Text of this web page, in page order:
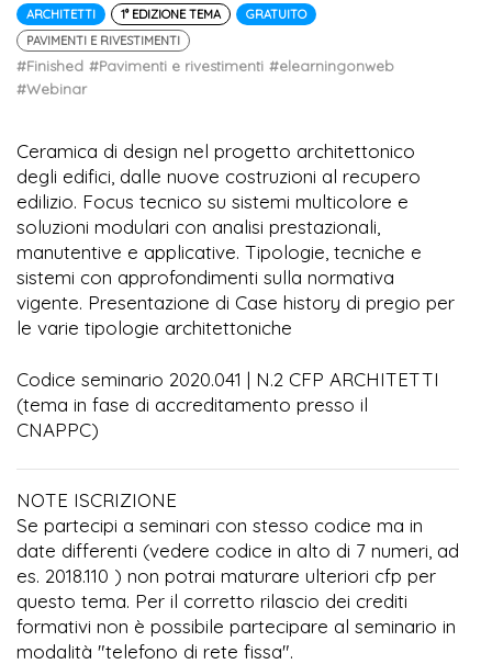
ARCHITETTI 1° EDIZIONE TEMA
GRATUITO
PAVIMENTI E RIVESTIMENTI
#Finished #Pavimenti e rivestimenti #elearningonweb
#Webinar
Ceramica di design nel progetto architettonico
degli edifici, dalle nuove costruzioni al recupero
edilizio. Focus tecnico su sistemi multicolore e
soluzioni modulari con analisi prestazionali,
manutentive e applicative. Tipologie, tecniche e
sistemi con approfondimenti sulla normativa
vigente. Presentazione di Case history di pregio per
le varie tipologie architettoniche
Codice seminario 2020.041 | N.2 CFP ARCHITETTI
(tema in fase di accreditamento presso il
CNAPPC)
NOTE ISCRIZIONE
Se partecipi a seminari con stesso codice ma in
date differenti (vedere codice in alto di 7 numeri, ad
es. 2018.110 ) non potrai maturare ulteriori cfp per
questo tema. Per il corretto rilascio dei crediti
formativi non è possibile partecipare al seminario in
modalità "telefono di rete fissa".